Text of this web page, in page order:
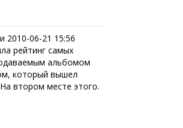
2010-06-21 15:56
рейтинг самых
альбомом
который вышел
втором месте этого.